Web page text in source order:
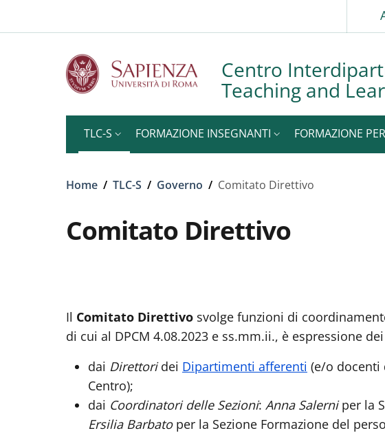
Centro
Teaching and
TLC-S FORMAZIONE INSEGNANTI FORMAZIONE
Briciole di pane
Home / TLC-S / Governo / Comitato Direttivo
Comitato Direttivo
Il Comitato Direttivo svolge funzioni di
di cui al DPCM 4.08.2023 e ss.mm.ii., è espressione
dai Direttoridei Dipartimenti afferenti (e/o docenti
Centro);
dai Coordinatori delle Sezioni: Anna Salerniper la
Ersilia Barbatoper la Sezione Formazione del